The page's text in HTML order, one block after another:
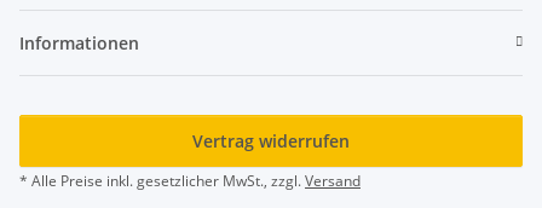
Informationen
Vertrag widerrufen
* Alle Preise inkl. gesetzlicher MwSt., zzgl.Versand